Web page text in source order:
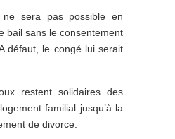
sera pas possible en
bail sans le consentement
défaut, le congé lui serait
restent solidaires des
familial jusqu’à la
de divorce.